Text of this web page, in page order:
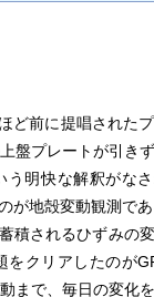
ど前に提唱された
盤プレートが引き
明快な解釈がなさ
が地殻変動観測であ
積されるひずみの
クリアしたのが
まで、毎日の変化